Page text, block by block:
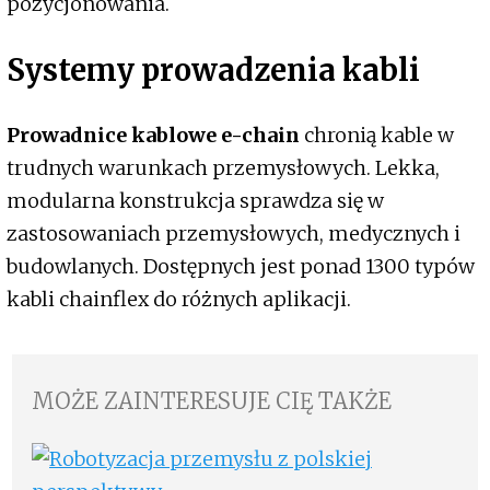
Systemy prowadzenia kabli
Prowadnice kablowe e-chain chronią kable w
trudnych warunkach przemysłowych. Lekka,
modularna konstrukcja sprawdza się w
zastosowaniach przemysłowych, medycznych i
budowlanych. Dostępnych jest ponad 1300 typów
kabli chainflex do różnych aplikacji.
MOŻE ZAINTERESUJE CIĘ TAKŻE